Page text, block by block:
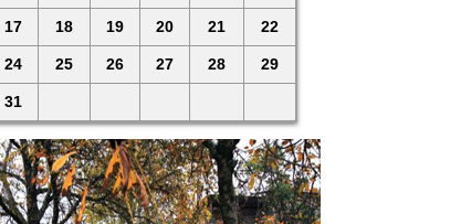
17 18 19 20 21 22
24 25 26 27 28 29
31